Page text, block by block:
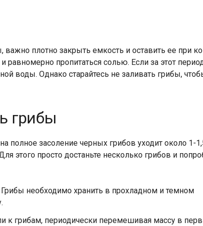
плотно закрыть емкость и оставить ее при
пропитаться солью. Если за этот
воды. Однако старайтесь не заливать грибы,
грибы
полное засоление черных грибов уходит около 1-
этого просто достаньте несколько грибов и
необходимо хранить в прохладном и темном
к грибам, периодически перемешивая массу в